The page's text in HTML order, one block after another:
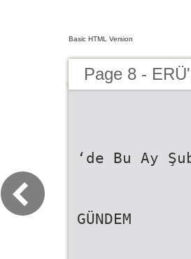
Basic HTML Version
Page 8 -
‘de Bu Ay
GÜNDEM